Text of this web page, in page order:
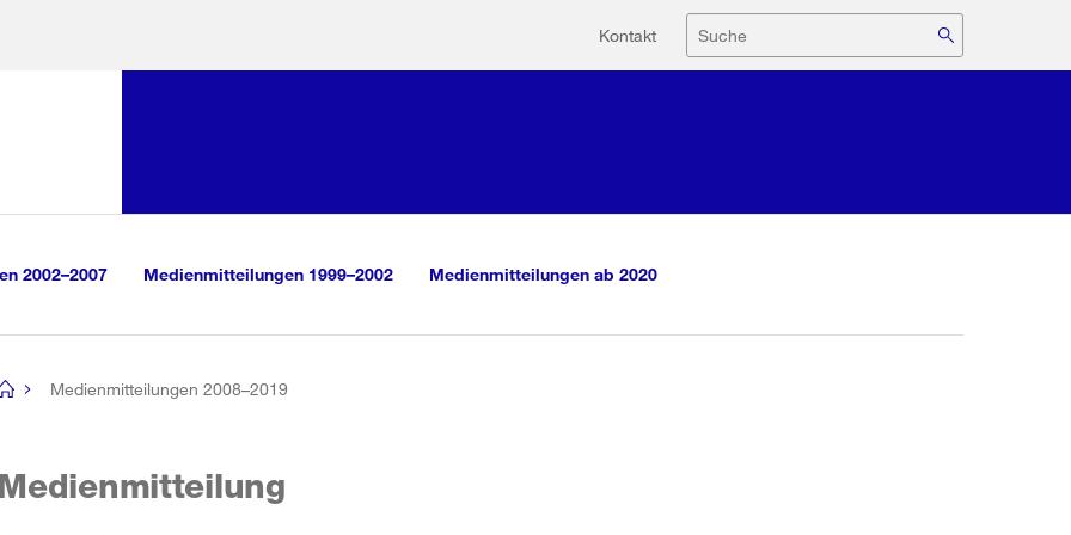
Hilfsnavigation
Kontakt Suche
2002–2007 Medienmitteilungen 1999–2002 Medienmitteilungen ab 2020
Medienmitteilungen 2008–2019